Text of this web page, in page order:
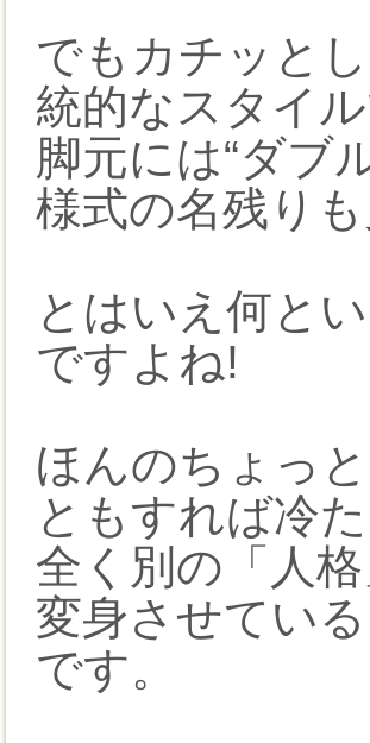
でもカチッと
統的なスタイル
脚元には“ダブ
様式の名残り
とはいえ何と
ですよね!
ほんのちょっ
ともすれば冷
全く別の「人格
変身させてい
です。